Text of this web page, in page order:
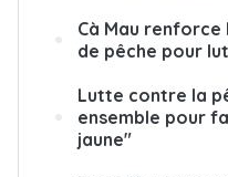
Cà Mau
de pêche pour
Lutte contre la
ensemble pour
jaune"